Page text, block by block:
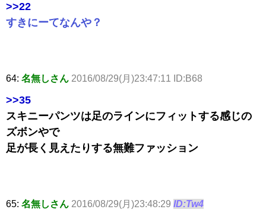
>>22
すきにーてなんや？
64: 名無しさん 2016/08/29(月)23:47:11 ID:B68
>>35
スキニーパンツは足のラインにフィットする感じの
ズボンやで
足が長く見えたりする無難ファッション
65: 名無しさん 2016/08/29(月)23:48:29 ID:Tw4